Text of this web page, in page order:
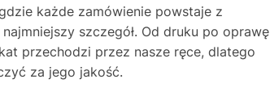
każde zamówienie powstaje z
najmniejszy szczegół. Od druku po oprawę
przechodzi przez nasze ręce, dlatego
za jego jakość.